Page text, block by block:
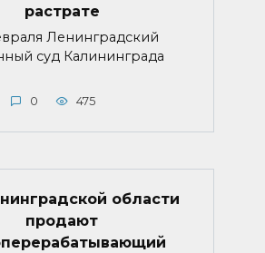
растрате
Ленинградский
суд Калининграда
0 475
области
продают